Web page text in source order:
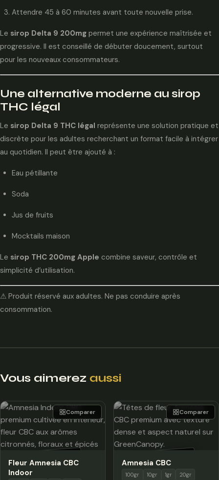
Attendre 45 à 60 minutes avant toute nouvelle prise.
Le sirop Delta 9 200mg permet une expérience maîtrisée et
progressive. Il est conseillé de débuter doucement, surtout
pour les nouveaux consommateurs.
Une alternative moderne au sirop
THC légal
Le sirop Delta 9 THC légal représente une solution pratique et
discrète pour les adultes recherchant un format facile à intégrer
au quotidien. Il peut être ajouté à :
Eau pétillante
Soda
Jus de fruits
Mocktails maison
Le sirop THC 200mg Apple combine saveur, contrôle et
simplicité d’utilisation.
⚠ Produit réservé aux adultes. Ne pas conduire après
consommation.
Vous aimerez aussi
HORS STOCK
Fleur Amnesia CBC
Indoor
Comparer
HORS STOCK
Amnesia CBC
100gr 10gr 1gr 20gr
Comparer